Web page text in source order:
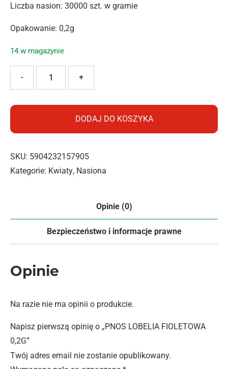
Liczba nasion: 30000 szt. w gramie
Opakowanie: 0,2g
14 w magazynie
+
-
DODAJ DO KOSZYKA
SKU: 5904232157905
Kategorie: Kwiaty, Nasiona
Opinie (0)
Bezpieczeństwo i informacje prawne
Opinie
Na razie nie ma opinii o produkcie.
Napisz pierwszą opinię o „PNOS LOBELIA FIOLETOWA
0,2G”
Twój adres email nie zostanie opublikowany.